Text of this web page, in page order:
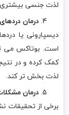
لذت جنسی بیشتری
درمان
دیسپارونی یا
است. بوتاکس می
کمک کرده و در
لذت بخش تر کند.
درمان
برخی از تحقیقات